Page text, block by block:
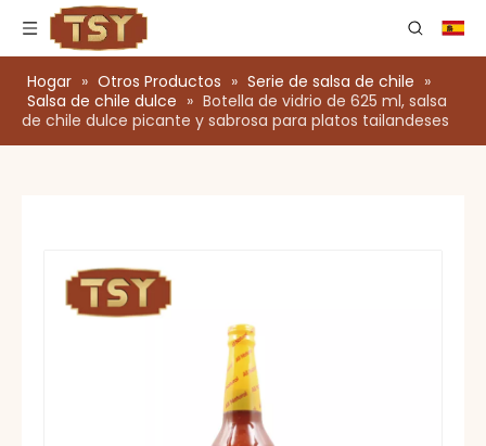
Hogar » Otros Productos » Serie de salsa de chile »
Salsa de chile dulce » Botella de vidrio de 625 ml, salsa
de chile dulce picante y sabrosa para platos tailandeses